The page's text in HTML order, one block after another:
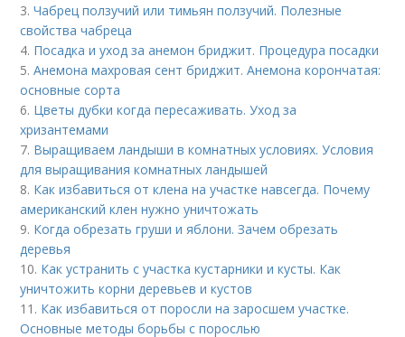
3.Чабрец ползучий или тимьян ползучий. Полезные
свойства чабреца
4. Посадка и уход за анемон бриджит. Процедура посадки
5.Анемона махровая сент бриджит. Анемона корончатая:
основные сорта
6. Цветы дубки когда пересаживать. Уход за
хризантемами
7. Выращиваем ландыши в комнатных условиях. Условия
для выращивания комнатных ландышей
8. Как избавиться от клена на участке навсегда. Почему
американский клен нужно уничтожать
9. Когда обрезать груши и яблони. Зачем обрезать
деревья
10. Как устранить с участка кустарники и кусты. Как
уничтожить корни деревьев и кустов
11. Как избавиться от поросли на заросшем участке.
Основные методы борьбы с порослью